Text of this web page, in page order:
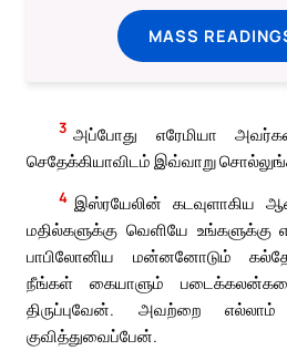
MASS
3 அப்போது எரேமியா
செதேக்கியாவிடம் இவ்வாறு
4 இஸ்ரயேலின் கடவுளாகிய
மதில்களுக்கு வெளியே உங்களுக்கு
பாபிலோனிய மன்னனோடும்
நீங்கள் கையாளும்
திருப்புவேன். அவற்றை
குவித்துவைப்பேன்.